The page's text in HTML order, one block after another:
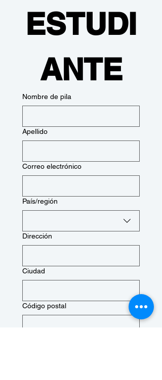
ESTUDI
ANTE
Nombre de pila
Apellido
Correo electrónico
Dirección de varias líneas
País/región
Dirección
Ciudad
Código postal